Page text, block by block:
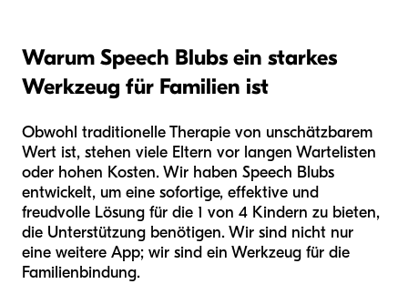
Warum Speech Blubs ein starkes
Werkzeug für Familien ist
Obwohl traditionelle Therapie von unschätzbarem
Wert ist, stehen viele Eltern vor langen Wartelisten
oder hohen Kosten. Wir haben Speech Blubs
entwickelt, um eine sofortige, effektive und
freudvolle Lösung für die 1 von 4 Kindern zu bieten,
die Unterstützung benötigen. Wir sind nicht nur
eine weitere App; wir sind ein Werkzeug für die
Familienbindung.